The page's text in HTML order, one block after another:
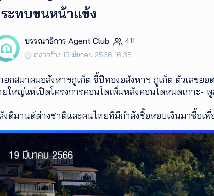
ะทบขนหน้าแข้ง
บรรณาธิการ Agent Club
411
เวลาสร้าง 19 มีนาคม 2566 16:35
ยกสมาคมอสังหาฯภูเก็ต ชี้ปีทองอสังหาฯ ภูเก็ต ตัวเลขย
ยใหญ่แห่เปิดโครงการคอนโดเพิ่มหลังคอนโดหมดเกาะ-
งดีมานด์ต่างชาติและคนไทยที่มีกำลังซื้อหอบเงินมาซื้อเ